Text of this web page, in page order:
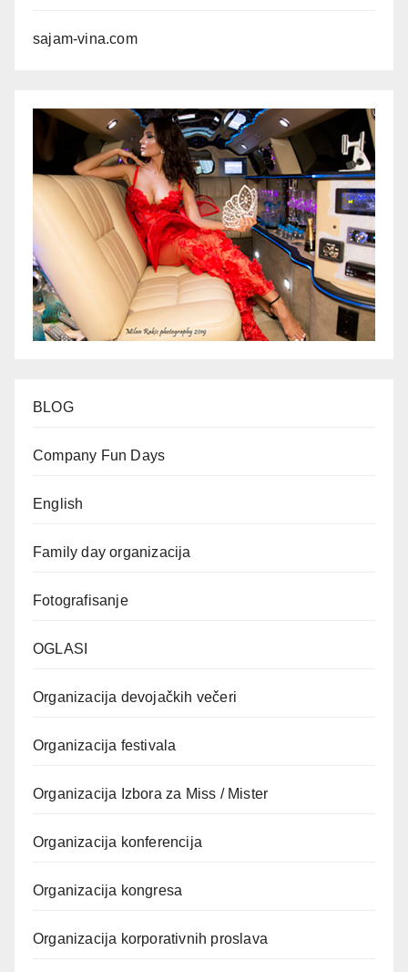
sajam-vina.com
BLOG
Company Fun Days
English
Family day organizacija
Fotografisanje
OGLASI
Organizacija devojačkih večeri
Organizacija festivala
Organizacija Izbora za Miss / Mister
Organizacija konferencija
Organizacija kongresa
Organizacija korporativnih proslava